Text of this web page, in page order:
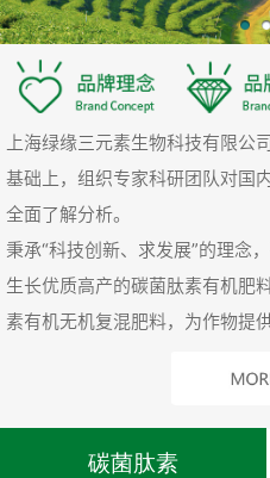
上海绿缘三元素生物科技有限公
基础上，组织专家科研团队对国
全面了解分析。
秉承“科技创新、求发展”的理念
生长优质高产的碳菌肽素有机肥
素有机无机复混肥料，为作物提
碳菌肽素